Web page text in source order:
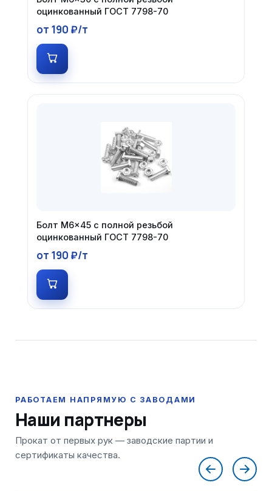
оцинкованный ГОСТ 7798-70
от 190 ₽/т
Болт М6×45 с полной резьбой
оцинкованный ГОСТ 7798-70
от 190 ₽/т
Наши партнеры